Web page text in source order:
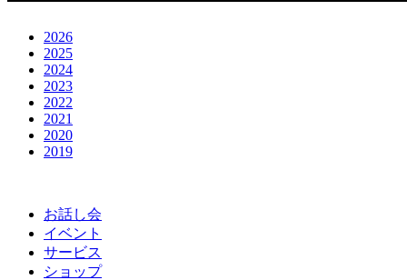
2026
2025
2024
2023
2022
2021
2020
2019
お話し会
イベント
サービス
ショップ